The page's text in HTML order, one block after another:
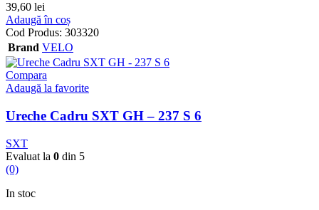
39,60 lei
Adaugă în coș
Cod Produs: 303320
Brand VELO
Compara
Adaugă la favorite
Ureche Cadru SXT GH – 237 S 6
SXT
Evaluat la 0 din 5
(0)
In stoc